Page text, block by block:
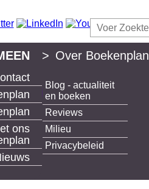
Blog - actualiteit
en boeken
Reviews
Milieu
Privacybeleid
ons
> Over Boekenplan
bij Boekenplan